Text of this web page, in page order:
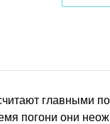
главными
погони они